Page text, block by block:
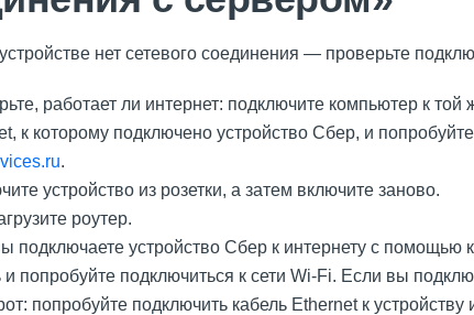
нет сетевого соединения — проверьте
работает ли интернет: подключите компьютер к той
к которому подключено устройство Сбер, и
.
устройство из розетки, а затем включите заново.
роутер.
подключаете устройство Сбер к интернету с помощью
и попробуйте подключиться к сети Wi-Fi. Если вы
попробуйте подключить кабель Ethernet к устройству